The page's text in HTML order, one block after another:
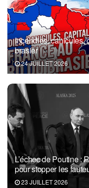
Incendies, canicules,
brasier
24 JUILLET 2026
L’échec de Poutine :
pour stopper les
23 JUILLET 2026